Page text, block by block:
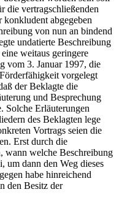
die vertragschließenden
abgegeben
von nun an bindend
undatierte Beschreibung
weitaus geringere
vom 3. Januar 1997, die
vorgelegt
der Beklagte die
und Besprechung
Solche Erläuterungen
des Beklagten lege
Vortrags seien die
Erst durch die
wann welche Beschreibung
um dann den Weg dieses
habe hinreichend
den Besitz der